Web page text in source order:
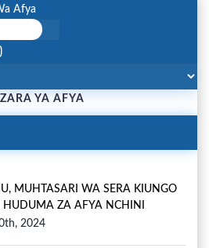
Afya
YA AFYA
MUHTASARI WA SERA KIUNGO
ZA AFYA NCHINI
2024